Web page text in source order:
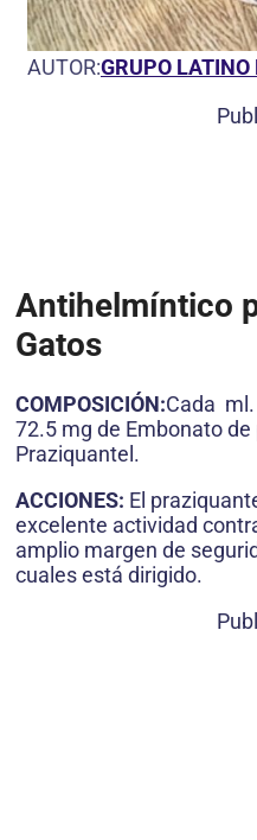
AUTOR:GRUPO LATINO
Antihelmíntico
Gatos
COMPOSICIÓN:Cada
72.5 mg de Embonato
Praziquantel.
ACCIONES: El
excelente actividad
amplio margen de
cuales está dirigido.